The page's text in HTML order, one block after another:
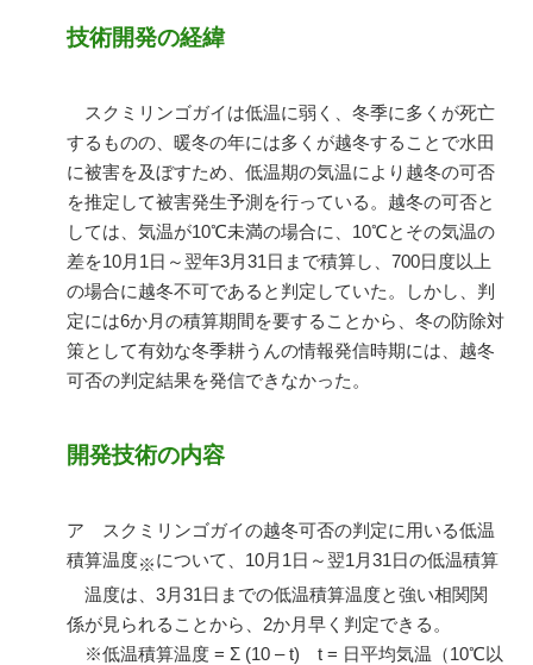
技術開発の経緯
スクミリンゴガイは低温に弱く、冬季に多くが死亡
するものの、暖冬の年には多くが越冬することで水田
に被害を及ぼすため、低温期の気温により越冬の可否
を推定して被害発生予測を行っている。越冬の可否と
しては、気温が10℃未満の場合に、 10℃とその気温の
差を10月 1日～翌年3月31日まで積算し、 700日度以上
の場合に越冬不可であると判定していた。しかし、判
定には6か月の積算期間を要することから、冬の防除対
策として有効な冬季耕うんの情報発信時期には、越冬
可否の判定結果を発信できなかった。
開発技術の内容
ア スクミリンゴガイの越冬可否の判定に用いる低温
積算温度※について、 10月 1日～翌1 月31日の低温積算
温度は、 3月31日までの低温積算温度と強い相関関
係が見られることから、 2か月早く判定できる。
※低温積算温度 = Σ (10 – t) t = 日平均気温（10℃以